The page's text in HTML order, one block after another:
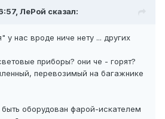
ЛеРой сказал:
у нас вроде ниче нету ... других
приборы? они че - горят?
перевозимый на багажнике
оборудован фарой-искателем